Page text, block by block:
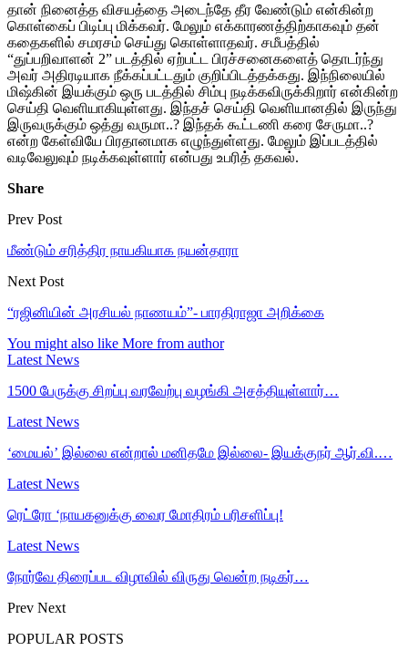
தான் நினைத்த விசயத்தை அடைந்தே தீர வேண்டும் என்கின்ற
கொள்கைப் பிடிப்பு மிக்கவர். மேலும் எக்காரணத்திற்காகவும் தன்
கதைகளில் சமரசம் செய்து கொள்ளாதவர். சமீபத்தில்
“துப்பறிவாளன் 2” படத்தில் ஏற்பட்ட பிரச்சனைகளைத் தொடர்ந்து
அவர் அதிரடியாக நீக்கப்பட்டதும் குறிப்பிடத்தக்கது. இந்நிலையில்
மிஷ்கின் இயக்கும் ஒரு படத்தில் சிம்பு நடிக்கவிருக்கிறார் என்கின்ற
செய்தி வெளியாகியுள்ளது. இந்தச் செய்தி வெளியானதில் இருந்து
இருவருக்கும் ஒத்து வருமா..? இந்தக் கூட்டணி கரை சேருமா..?
என்ற கேள்வியே பிரதானமாக எழுந்துள்ளது. மேலும் இப்படத்தில்
வடிவேலுவும் நடிக்கவுள்ளார் என்பது உபரித் தகவல்.
Share
Prev Post
மீண்டும் சரித்திர நாயகியாக நயன்தாரா
Next Post
“ரஜினியின் அரசியல் நாணயம்”- பாரதிராஜா அறிக்கை
You might also like More from author
Latest News
1500 பேருக்கு சிறப்பு வரவேற்பு வழங்கி அசத்தியுள்ளார்…
Latest News
‘மையல்’ இல்லை என்றால் மனிதமே இல்லை- இயக்குநர் ஆர்.வி.…
Latest News
ரெட்ரோ ‘நாயகனுக்கு வைர மோதிரம் பரிசளிப்பு!
Latest News
நோர்வே திரைப்பட விழாவில் விருது வென்ற நடிகர்…
Prev Next
POPULAR POSTS